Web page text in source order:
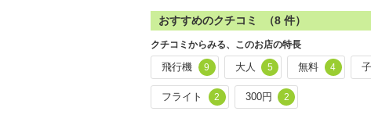
おすすめのクチコミ （8 件）
クチコミからみる、このお店の特長
飛行機 9 大人 5 無料 4
フライト 2 300円 2